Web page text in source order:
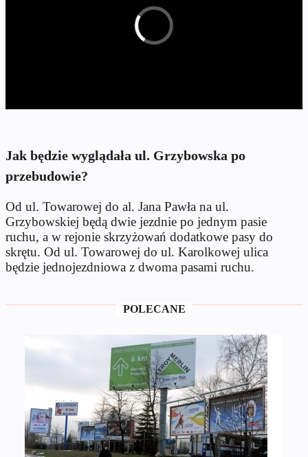
Jak będzie wyglądała ul. Grzybowska po
przebudowie?
Od ul. Towarowej do al. Jana Pawła na ul.
Grzybowskiej będą dwie jezdnie po jednym pasie
ruchu, a w rejonie skrzyżowań dodatkowe pasy do
skrętu. Od ul. Towarowej do ul. Karolkowej ulica
będzie jednojezdniowa z dwoma pasami ruchu.
POLECANE